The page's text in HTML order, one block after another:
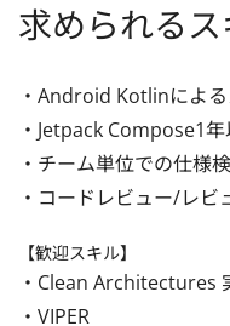
求められる
・Android Kotlinによ
・Jetpack Compose1
・チーム単位での仕様
・コードレビュー/レビ
【歓迎スキル】
・Clean Architectures
・VIPER